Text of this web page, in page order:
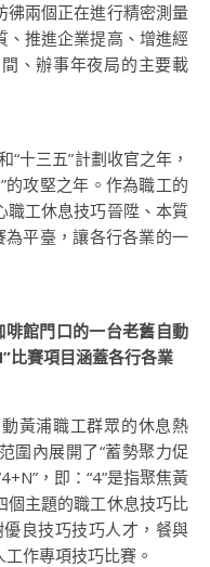
彿兩個正在進行精密測量
、推進企業提高、增進經
、辦事年夜局的主要載
三五”計劃收官之年，
的攻堅之年。作為職工的
職工休息技巧晉陞、本質
為平臺，讓各行各業的一
館門口的一台老舊自動
比賽項目涵蓋各行各業
黃浦職工群眾的休息熱
圍內展開了“蓄勢聚力促
，即：“4”是指聚焦黃
個主題的職工休息技巧比
優良技巧技巧人才，餐與
作專項技巧比賽。